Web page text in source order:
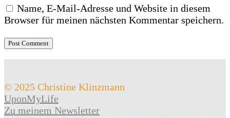
Name, E-Mail-Adresse und Website in diesem
Browser für meinen nächsten Kommentar speichern.
© 2025 Christine Klinzmann
UponMyLife
Zu meinem Newsletter